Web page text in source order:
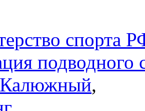
спорта
подводного
,